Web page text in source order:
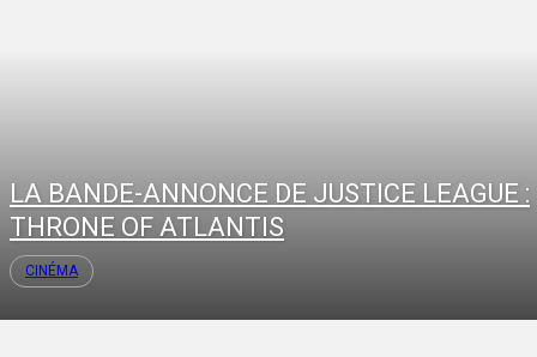
LA BANDE-ANNONCE DE JUSTICE LEAGUE :
THRONE OF ATLANTIS
CINÉMA